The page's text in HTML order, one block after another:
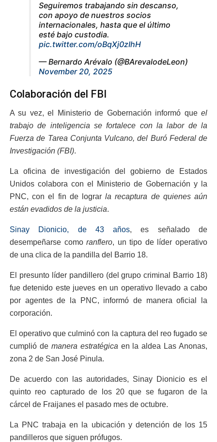
Seguiremos trabajando sin descanso,
con apoyo de nuestros socios
internacionales, hasta que el último
esté bajo custodia.
pic.twitter.com/oBqXj0zIhH
— Bernardo Arévalo (@BArevalodeLeon)
November 20, 2025
Colaboración del FBI
A su vez, el Ministerio de Gobernación informó que el
trabajo de inteligencia se fortalece con la labor de la
Fuerza de Tarea Conjunta Vulcano, del Buró Federal de
Investigación (FBI).
La oficina de investigación del gobierno de Estados
Unidos colabora con el Ministerio de Gobernación y la
PNC, con el fin de lograr la recaptura de quienes aún
están evadidos de la justicia.
Sinay Dionicio, de 43 años, es señalado de
desempeñarse comoranflero, un tipo de líder operativo
de una clica de la pandilla del Barrio 18.
El presunto líder pandillero (del grupo criminal Barrio 18)
fue detenido este jueves en un operativo llevado a cabo
por agentes de la PNC, informó de manera oficial la
corporación.
El operativo que culminó con la captura del reo fugado se
cumplió de manera estratégica en la aldea Las Anonas,
zona 2 de San José Pinula.
De acuerdo con las autoridades, Sinay Dionicio es el
quinto reo capturado de los 20 que se fugaron de la
cárcel de Fraijanes el pasado mes de octubre.
La PNC trabaja en la ubicación y detención de los 15
pandilleros que siguen prófugos.